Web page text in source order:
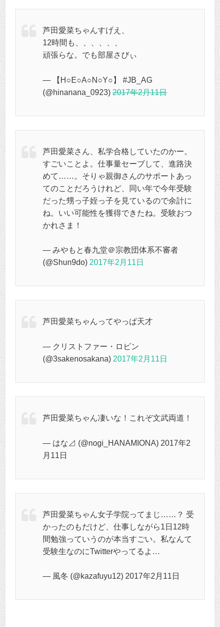
芦田愛菜ちゃんすげえ、
12時間も、、、、、、
頑張らな。でも部屋さびぃ
— 【H○E○A○N○Y○】 #JB_AG
(@hinanana_0923) 2017年2月11日
芦田愛菜さん、私学合格していたのかー。
すごいことよ。仕事量セーブして、進路決
めて……。そりゃ親御さんのサポートあっ
てのことだろうけれど、同い年で今年受験
だった甥っ子姪っ子を見ているので余計に
ね。いい可能性を獲得できたね。受験おつ
かれさま！
— みやもと春九堂＠宗教団体系不審者
(@Shun9do) 2017年2月11日
芦田愛菜ちゃんってやっぱ天才
— クリストファー・ロビン
(@3sakenosakana) 2017年2月11日
芦田愛菜ちゃん凄いな！これぞ文武両道！
— はな⊿ (@nogi_HANAMIONA) 2017年2
月11日
芦田愛菜ちゃん女子学院ってまじ……？ 受
かったのもだけど、仕事しながら1日12時
間勉強っていうのが本当すごい。私なんて
受験生なのにTwitterやってるよ…
— 風冬 (@kazafuyu12) 2017年2月11日